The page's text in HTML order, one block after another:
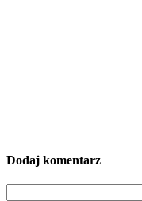
Dodaj komentarz